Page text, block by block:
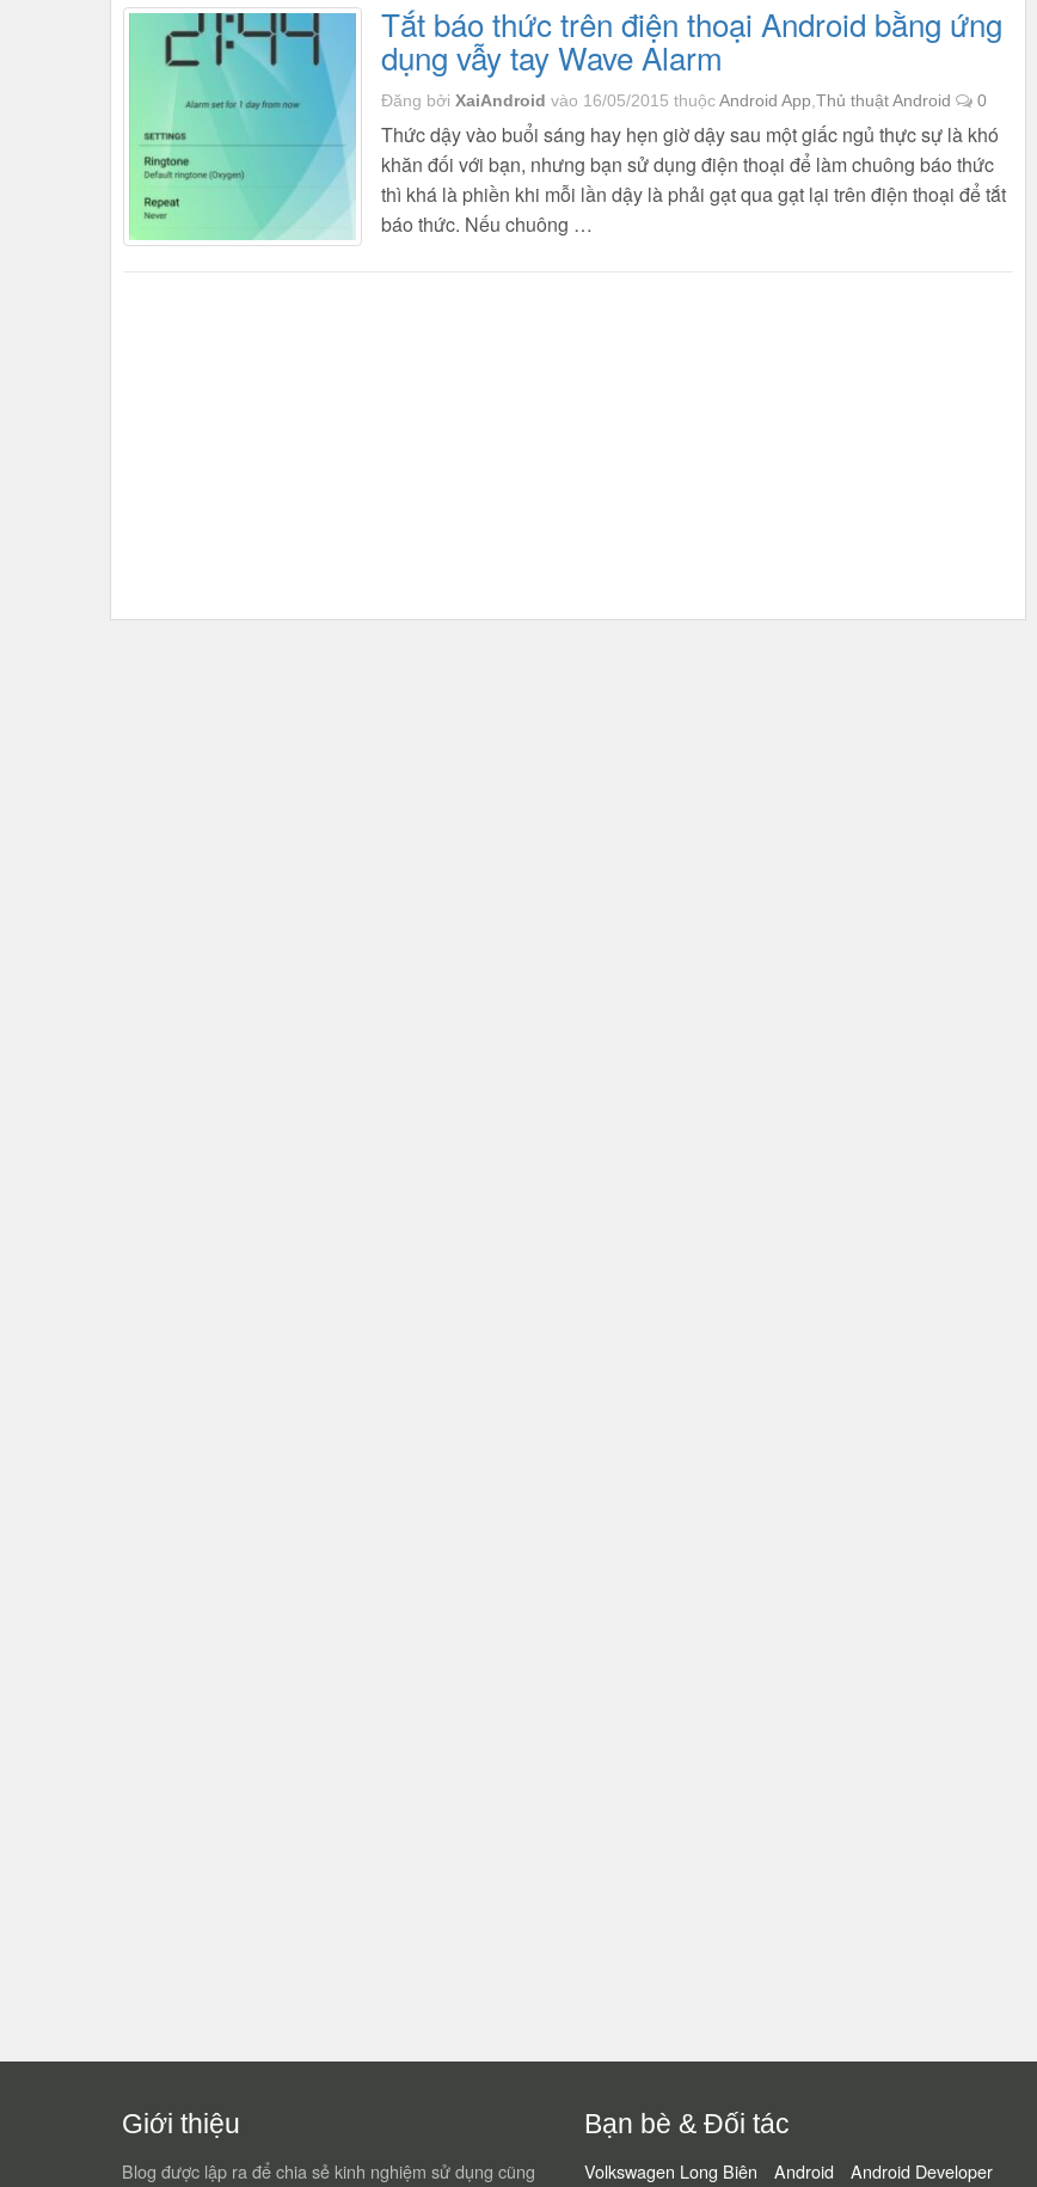
Tắt báo thức trên điện thoại Android bằng ứng
dụng vẫy tay Wave Alarm
Đăng bởi XaiAndroid vào 16/05/2015 thuộcAndroid App Thủ thuật Android 0
Thức dậy vào buổi sáng hay hẹn giờ dậy sau một giấc ngủ thực sự là khó
khăn đối với bạn, nhưng bạn sử dụng điện thoại để làm chuông báo thức
thì khá là phiền khi mỗi lần dậy là phải gạt qua gạt lại trên điện thoại để tắt
báo thức. Nếu chuông …
Giới thiệu
Blog được lập ra để chia sẻ kinh nghiệm sử dụng cũng
Bạn bè & Đối tác
Volkswagen Long Biên Android Android Developer